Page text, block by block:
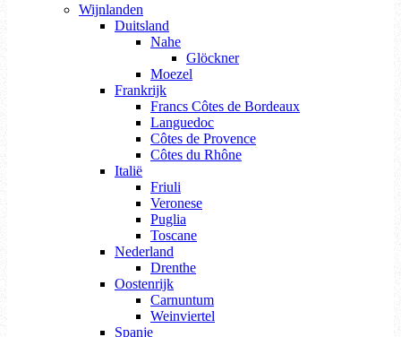
Wijnlanden
Duitsland
Nahe
Glöckner
Moezel
Frankrijk
Francs Côtes de Bordeaux
Languedoc
Côtes de Provence
Côtes du Rhône
Italië
Friuli
Veronese
Puglia
Toscane
Nederland
Drenthe
Oostenrijk
Carnuntum
Weinviertel
Spanje